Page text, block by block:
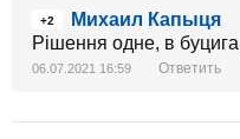
+2
Михаил Капыця
Рішення одне, в
06.07.2021 16:59 Ответить